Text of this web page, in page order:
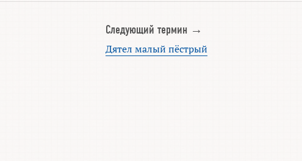
Следующий термин →
Дятел малый пёстрый